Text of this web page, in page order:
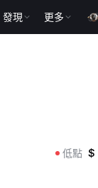
發現 更多
低點 $